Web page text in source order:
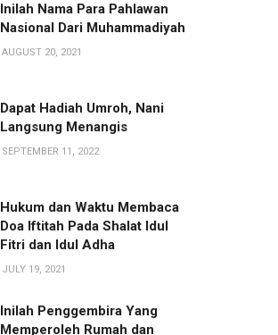
Inilah Nama Para Pahlawan
Nasional Dari Muhammadiyah
AUGUST 20, 2021
Dapat Hadiah Umroh, Nani
Langsung Menangis
SEPTEMBER 11, 2022
Hukum dan Waktu Membaca
Doa Iftitah Pada Shalat Idul
Fitri dan Idul Adha
JULY 19, 2021
Inilah Penggembira Yang
Memperoleh Rumah dan